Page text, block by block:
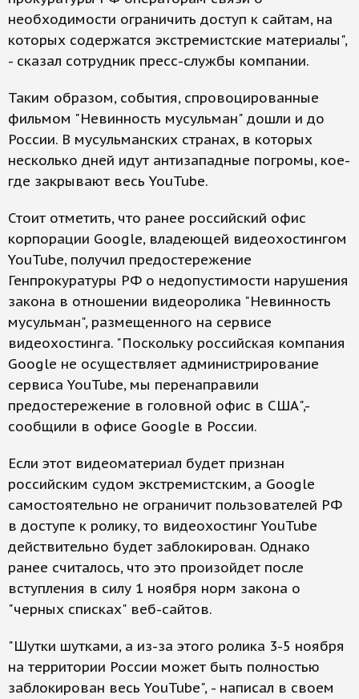
необходимости ограничить доступ к сайтам, на
которых содержатся экстремистские материалы",
- сказал сотрудник пресс-службы компании.
Таким образом, события, спровоцированные
фильмом "Невинность мусульман" дошли и до
России. В мусульманских странах, в которых
несколько дней идут антизападные погромы, кое-
где закрывают весь YouTube.
Стоит отметить, что ранее российский офис
корпорации Google, владеющей видеохостингом
YouTube, получил предостережение
Генпрокуратуры РФ о недопустимости нарушения
закона в отношении видеоролика "Невинность
мусульман", размещенного на сервисе
видеохостинга. "Поскольку российская компания
Google не осуществляет администрирование
сервиса YouTube, мы перенаправили
предостережение в головной офис в США",-
сообщили в офисе Google в России.
Если этот видеоматериал будет признан
российским судом экстремистским, а Google
самостоятельно не ограничит пользователей РФ
в доступе к ролику, то видеохостинг YouTube
действительно будет заблокирован. Однако
ранее считалось, что это произойдет после
вступления в силу 1 ноября норм закона о
"черных списках" веб-сайтов.
"Шутки шутками, а из-за этого ролика 3-5 ноября
на территории России может быть полностью
заблокирован весь YouTube", - написал в своем